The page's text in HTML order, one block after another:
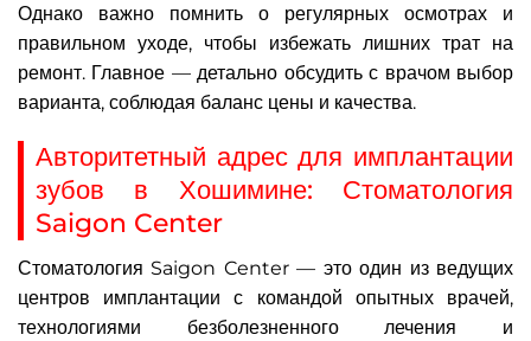
Однако важно помнить о регулярных осмотрах и
правильном уходе, чтобы избежать лишних трат на
ремонт. Главное — детально обсудить с врачом выбор
варианта, соблюдая баланс цены и качества.
Авторитетный адрес для имплантации
зубов в Хошимине: Стоматология
Saigon Center
Стоматология Saigon Center — это один из ведущих
центров имплантации с командой опытных врачей,
технологиями безболезненного лечения и